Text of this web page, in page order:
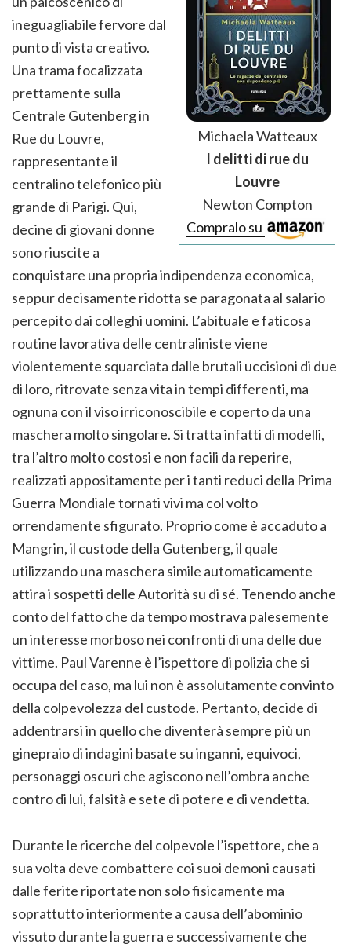
Michaela Watteaux
I delitti di rue du
Louvre
Newton Compton
Compralo su
ineguagliabile fervore dal
punto di vista creativo.
Una trama focalizzata
prettamente sulla
Centrale Gutenberg in
Rue du Louvre,
rappresentante il
centralino telefonico più
grande di Parigi. Qui,
decine di giovani donne
sono riuscite a
conquistare una propria indipendenza economica,
seppur decisamente ridotta se paragonata al salario
percepito dai colleghi uomini. L’abituale e faticosa
routine lavorativa delle centraliniste viene
violentemente squarciata dalle brutali uccisioni di due
di loro, ritrovate senza vita in tempi differenti, ma
ognuna con il viso irriconoscibile e coperto da una
maschera molto singolare. Si tratta infatti di modelli,
tra l’altro molto costosi e non facili da reperire,
realizzati appositamente per i tanti reduci della Prima
Guerra Mondiale tornati vivi ma col volto
orrendamente sfigurato. Proprio come è accaduto a
Mangrin, il custode della Gutenberg, il quale
utilizzando una maschera simile automaticamente
attira i sospetti delle Autorità su di sé. Tenendo anche
conto del fatto che da tempo mostrava palesemente
un interesse morboso nei confronti di una delle due
vittime. Paul Varenne è l’ispettore di polizia che si
occupa del caso, ma lui non è assolutamente convinto
della colpevolezza del custode. Pertanto, decide di
addentrarsi in quello che diventerà sempre più un
ginepraio di indagini basate su inganni, equivoci,
personaggi oscuri che agiscono nell’ombra anche
contro di lui, falsità e sete di potere e di vendetta.
Durante le ricerche del colpevole l’ispettore, che a
sua volta deve combattere coi suoi demoni causati
dalle ferite riportate non solo fisicamente ma
soprattutto interiormente a causa dell’abominio
vissuto durante la guerra e successivamente che